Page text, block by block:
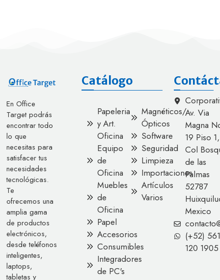
En Office
Target podrás
encontrar todo
lo que
necesitas para
satisfacer tus
necesidades
tecnológicas.
Te
ofrecemos una
amplia gama
de productos
electrónicos,
desde teléfonos
inteligentes,
laptops,
tabletas y
Catálogo
Papeleria
y Art.
Oficina
Equipo
de
Oficina
Muebles
de
Oficina
Papel
Accesorios
Consumibles
Integradores
de PC's
Magnéticos/
Ópticos
Software
Seguridad
Limpieza
Importaciones
Artículos
Varios
Av. Via
Magna
19 Piso 1,
Col
de las
Palmas
52787
Mexico
(+52) 561
120 1905